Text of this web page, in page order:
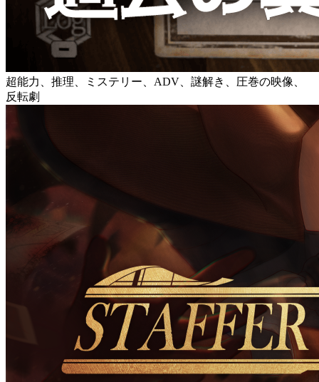
超能力、推理、ミステリー、ADV、謎解き、圧巻の映像、
反転劇